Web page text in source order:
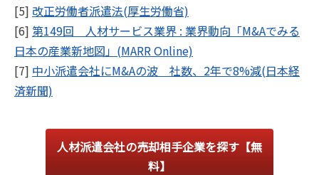
[5] 改正労働者派遣法(厚生労働省)
[6] 第149回 人材サービス業界 : 業界動向「M&Aでみる
日本の産業新地図」(MARR Online)
[7] 中小派遣会社にM&Aの波 社数、2年で8%減(日本経
済新聞)
人材派遣会社の売却相手企業を探す【無
料】